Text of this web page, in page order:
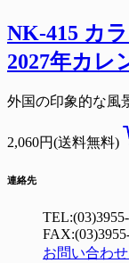
NK-415 カ
2027年カレ
外国の印象的な風
2,060円(送料無料)
連絡先
お問い合わ